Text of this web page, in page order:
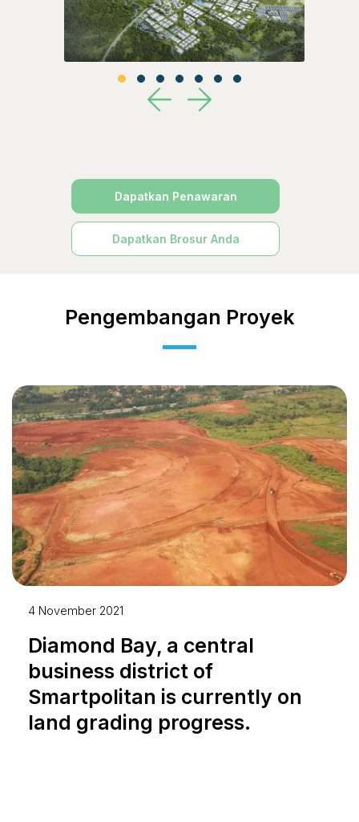
Dapatkan Penawaran
Dapatkan Brosur Anda
Pengembangan Proyek
4 November 2021
Diamond Bay, a central
business district of
Smartpolitan is currently on
land grading progress.